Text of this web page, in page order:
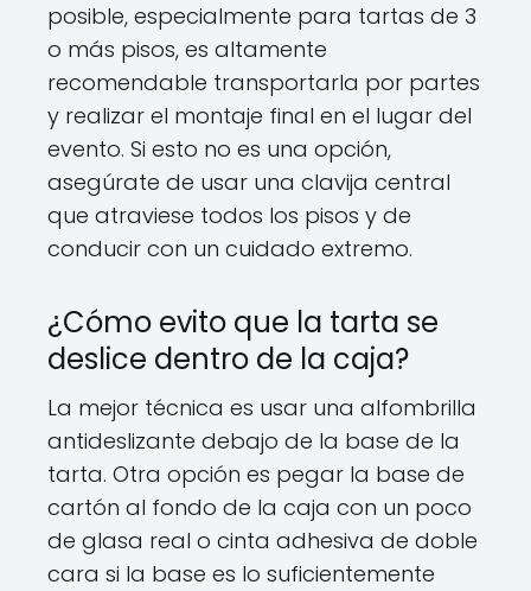
posible, especialmente para tartas de 3
o más pisos, es altamente
recomendable transportarla por partes
y realizar el montaje final en el lugar del
evento. Si esto no es una opción,
asegúrate de usar una clavija central
que atraviese todos los pisos y de
conducir con un cuidado extremo.
¿Cómo evito que la tarta se
deslice dentro de la caja?
La mejor técnica es usar una alfombrilla
antideslizante debajo de la base de la
tarta. Otra opción es pegar la base de
cartón al fondo de la caja con un poco
de glasa real o cinta adhesiva de doble
cara si la base es lo suficientemente